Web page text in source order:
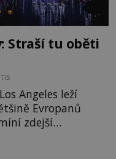
Straší tu oběti
Angeles leží
Evropanů
zdejší
pomerančovníků.